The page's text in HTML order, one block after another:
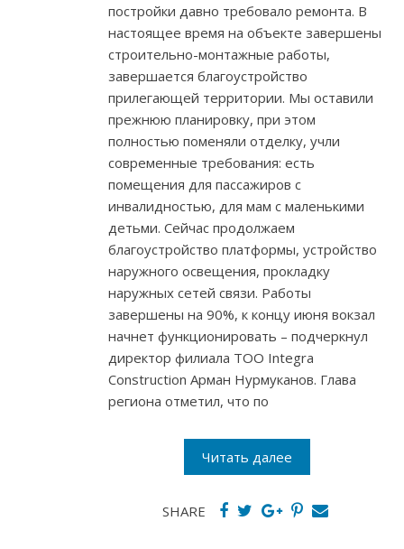
постройки давно требовало ремонта. В
настоящее время на объекте завершены
строительно-монтажные работы,
завершается благоустройство
прилегающей территории. Мы оставили
прежнюю планировку, при этом
полностью поменяли отделку, учли
современные требования: есть
помещения для пассажиров с
инвалидностью, для мам с маленькими
детьми. Сейчас продолжаем
благоустройство платформы, устройство
наружного освещения, прокладку
наружных сетей связи. Работы
завершены на 90%, к концу июня вокзал
начнет функционировать – подчеркнул
директор филиала ТОО Integra
Construction Арман Нурмуканов. Глава
региона отметил, что по
Читать далее
SHARE